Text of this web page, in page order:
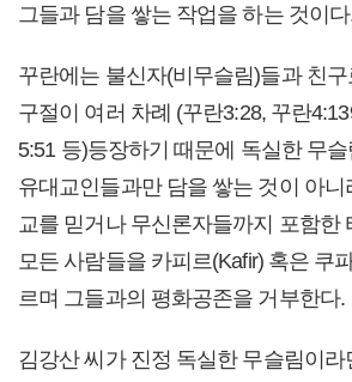
그들과 담을 쌓는 작업을 하는 것이
꾸란에는 불신자(비무슬림)들과 친
구절이 여러 차례 (꾸란3:28, 꾸란
5:51 등)등장하기 때문에 독실한 무
유대교인들과만 담을 쌓는 것이 아니
교를 믿거나 무신론자들까지 포함한
모든 사람들을 카피르(Kafir) 혹은 쿠
르며 그들과의 평화공존을 거부한다.
김강산 씨가 진정 독실한 무슬림이